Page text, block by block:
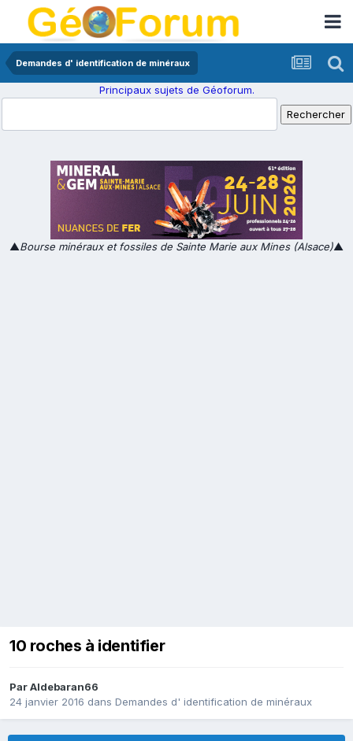
Demandes d' identification de minéraux
Principaux sujets de Géoforum.
▲Bourse minéraux et fossiles de Sainte Marie aux Mines (Alsace)▲
10 roches à identifier
ParAldebaran66
24 janvier 2016 dans Demandes d' identification de minéraux